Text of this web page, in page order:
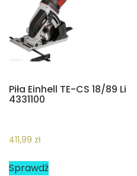
Piła Einhell TE-CS 18/89 Li
4331100
411,99 zł
Sprawdź